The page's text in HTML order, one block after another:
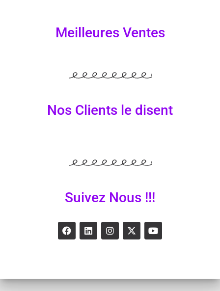
Meilleures Ventes
Nos Clients le disent
Suivez Nous !!!